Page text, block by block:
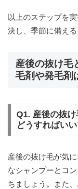
以上のステップを
決し、季節に備える
産後の抜け毛
毛剤や発毛剤
Q1. 産後の抜
どうすればい
産後の抜け毛が気
なシャンプーとコ
ちましょう。また